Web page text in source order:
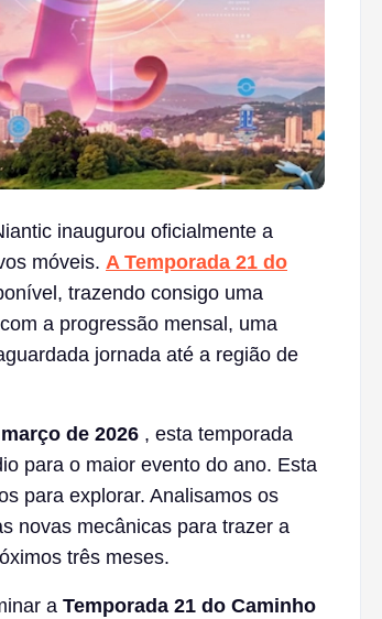
inaugurou oficialmente a
móveis. A Temporada 21 do
trazendo consigo uma
a progressão mensal, uma
jornada até a região de
de 2026 , esta temporada
para o maior evento do ano. Esta
para explorar. Analisamos os
novas mecânicas para trazer a
três meses.
a Temporada 21 do Caminho